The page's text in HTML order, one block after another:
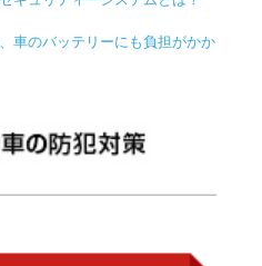
車のバッテリーにも負担がかか